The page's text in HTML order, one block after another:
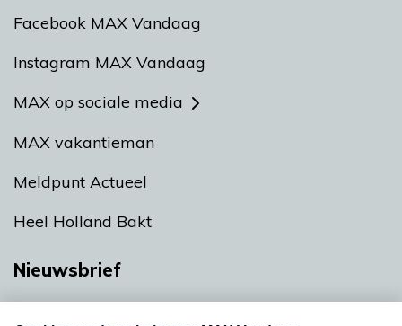
Facebook MAX Vandaag
Instagram MAX Vandaag
MAX op sociale media
MAX vakantieman
Meldpunt Actueel
Heel Holland Bakt
Nieuwsbrief